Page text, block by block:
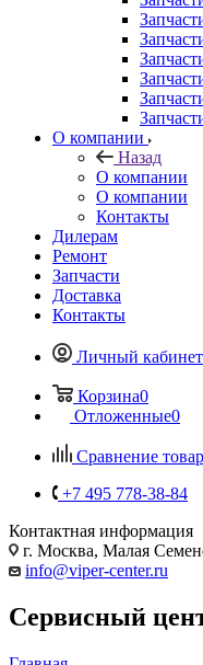
О компании
Назад
О компании
О компании
Контакты
Дилерам
Ремонт
Запчасти
Доставка
Контакты
Личный кабинет
Корзина0
Отложенные0
Сравнение
+7 495 778-38-84
Контактная информация
г. Москва, Малая
info@viper-center.ru
Сервисный